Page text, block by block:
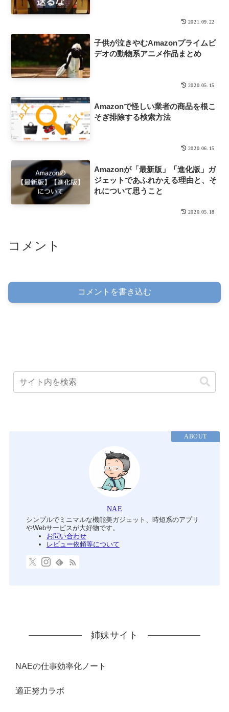
2021.09.22
子供が泣きやむAmazonプライムビ
デオの動物系アニメ作品まとめ
2020.05.15
Amazonで怪しい業者の商品を根こ
そぎ排除する検索方法
2020.06.15
Amazonが「最新版」「進化版」ガ
ジェットであふれかえる理由と、そ
れについて思うこと
2020.05.18
コメント
コメントを書き込む
ABOUT
NAE
シンプルでミニマルな機能美ガジェット、時短系のアプリ
やWebサービスが大好物です。
お問い合わせ
レビュー依頼等について
姉妹サイト
NAEの仕事効率化ノート
適正努力ラボ